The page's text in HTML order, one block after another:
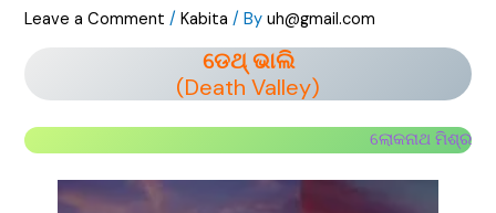
Leave a Comment /Kabita / Byuh@gmail.com
ଡେଥ୍ ଭାଲି
(Death Valley)
ଲୋକନାଥ ମିଶ୍ର